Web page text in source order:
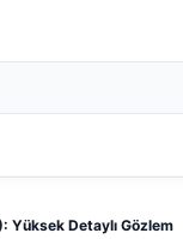
Yüksek Detaylı Gözlem